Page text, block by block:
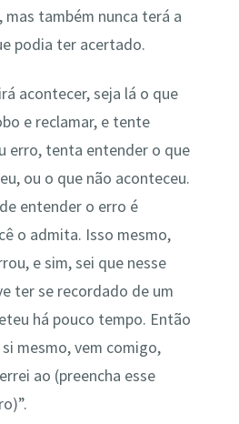
também nunca terá a
podia ter acertado.
acontecer, seja lá o que
e reclamar, e tente
erro, tenta entender o que
ou o que não aconteceu.
entender o erro é
o admita. Isso mesmo,
e sim, sei que nesse
ter se recordado de um
há pouco tempo. Então
mesmo, vem comigo,
ao (preencha esse